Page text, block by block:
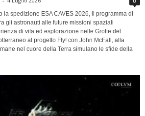
la spedizione ESA CAVES 2026, il programma di
gli astronauti alle future missioni spaziali
di vita ed esplorazione nelle Grotte del
al progetto Fly! con John McFall, alla
nel cuore della Terra simulano le sfide della